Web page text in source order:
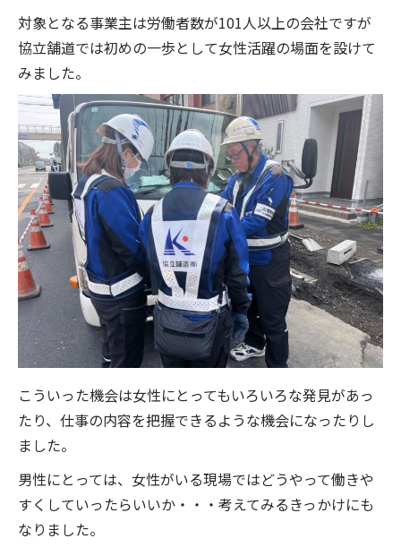
対象となる事業主は労働者数が101人以上の会社ですが
協立舗道では初めの一歩として女性活躍の場面を設けて
みました。
こういった機会は女性にとってもいろいろな発見があっ
たり、仕事の内容を把握できるような機会になったりし
ました。
男性にとっては、女性がいる現場ではどうやって働きや
すくしていったらいいか・・・考えてみるきっかけにも
なりました。